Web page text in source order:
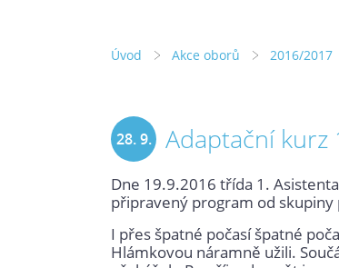
Úvod Akce oborů 2016/2017
28. 9.
2016
Adaptační kurz
Dne 19.9.2016 třída 1.
připravený program od
I přes špatné počasí špatné
Hlámkovou náramně užili.